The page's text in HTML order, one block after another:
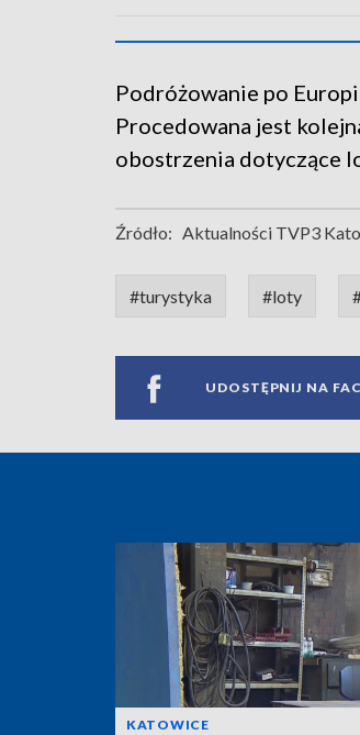
Podróżowanie po
Procedowana jest
obostrzenia dotyczące
Źródło: Aktualności TVP3
#turystyka #loty
UDOSTĘPNIJ NA
KATOWICE